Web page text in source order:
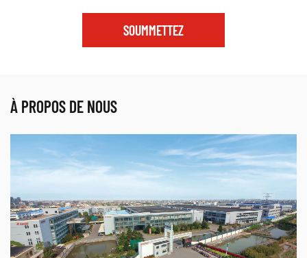
SOUMMETTEZ
À PROPOS DE NOUS